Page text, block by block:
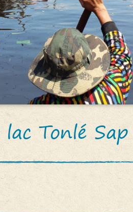
Tonlé Sap